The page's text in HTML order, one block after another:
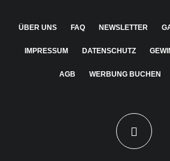
ÜBER UNS FAQ NEWSLETTER
IMPRESSUM DATENSCHUTZ
AGB WERBUNG BUCHEN